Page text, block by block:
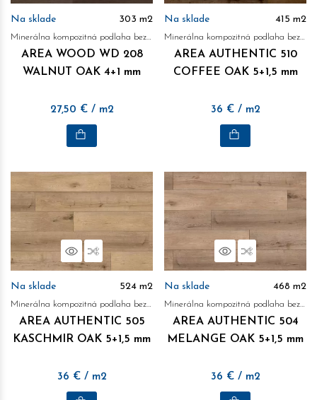
Na sklade 303 m2
Minerálna kompozitná podlaha bez obsahu ftalátov
AREA WOOD WD 208
WALNUT OAK 4+1 mm
27,50 € / m2
Na sklade 415 m2
Minerálna kompozitná podlaha bez obsahu ftalátov
AREA AUTHENTIC 510
COFFEE OAK 5+1,5 mm
36 € / m2
NáhľadPorovnať
Na sklade 524 m2
Minerálna kompozitná podlaha bez obsahu ftalátov
AREA AUTHENTIC 505
KASCHMIR OAK 5+1,5 mm
36 € / m2
NáhľadPorovnať
Na sklade 468 m2
Minerálna kompozitná podlaha bez obsahu ftalátov
AREA AUTHENTIC 504
MELANGE OAK 5+1,5 mm
36 € / m2